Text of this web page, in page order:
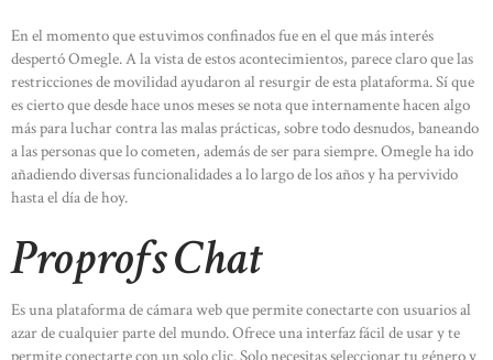
En el momento que estuvimos confinados fue en el que más interés
despertó Omegle. A la vista de estos acontecimientos, parece claro que las
restricciones de movilidad ayudaron al resurgir de esta plataforma. Sí que
es cierto que desde hace unos meses se nota que internamente hacen algo
más para luchar contra las malas prácticas, sobre todo desnudos, baneando
a las personas que lo cometen, además de ser para siempre. Omegle ha ido
añadiendo diversas funcionalidades a lo largo de los años y ha pervivido
hasta el día de hoy.
Proprofs Chat
Es una plataforma de cámara web que permite conectarte con usuarios al
azar de cualquier parte del mundo. Ofrece una interfaz fácil de usar y te